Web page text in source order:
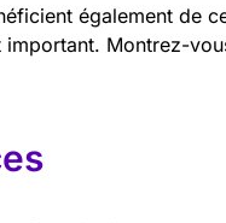
également de
Montrez-